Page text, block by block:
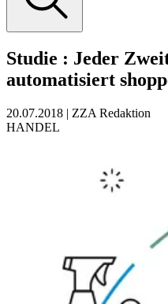
Studie : Jeder
automatisiert
20.07.2018 | ZZA Redaktion
HANDEL